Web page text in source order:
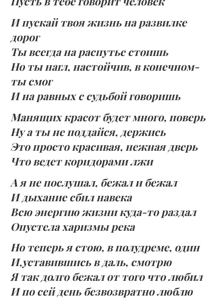
И пускай твоя жизнь на развилке
дорог
Ты всегда на распутье стоишь
Но ты нагл, настойчив, в конечном-
ты смог
И на равных с судьбой говоришь
Манящих красот будет много, поверь
Ну а ты не поддайся, держись
Это просто красивая, нежная дверь
Что ведет коридорами лжи
А я не послушал, бежал и бежал
И дыхание сбил навека
Всю энергию жизни куда-то раздал
Опустела харизмы река
Но теперь я стою, в полудреме, один
И,уставившись в даль, смотрю
Я так долго бежал от того что любил
И по сей день безвозвратно люблю